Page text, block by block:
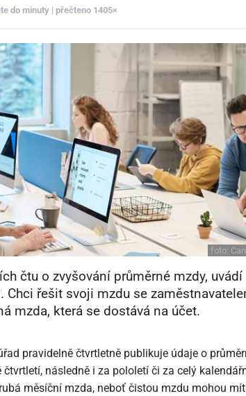
do minuty | přečteno 1405×
foto:
čtu o zvyšování průměrné mzdy,
Chci řešit svoji mzdu se
mzda, která se dostává na účet.
pravidelně čtvrtletně publikuje údaje o
čtvrtletí, následně i za pololetí či za celý
měsíční mzda, neboť čistou mzdu mohou